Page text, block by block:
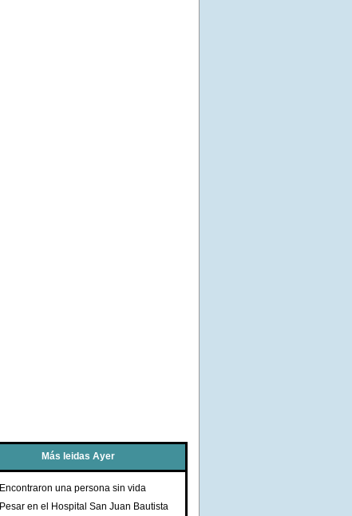
Más leidas Ayer
Encontraron una persona sin vida
Pesar en el Hospital San Juan Bautista